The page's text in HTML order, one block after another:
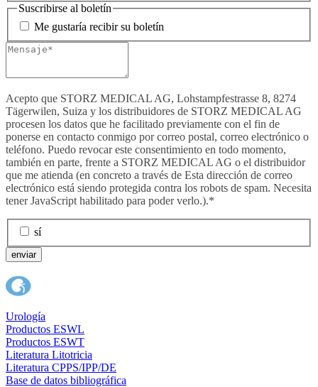
Suscribirse al boletín
Me gustaría recibir su boletín
Acepto que STORZ MEDICAL AG, Lohstampfestrasse 8, 8274
Tägerwilen, Suiza y los distribuidores de STORZ MEDICAL AG
procesen los datos que he facilitado previamente con el fin de
ponerse en contacto conmigo por correo postal, correo electrónico o
teléfono. Puedo revocar este consentimiento en todo momento,
también en parte, frente a STORZ MEDICAL AG o el distribuidor
que me atienda (en concreto a través de Esta dirección de correo
electrónico está siendo protegida contra los robots de spam. Necesita
tener JavaScript habilitado para poder verlo.).*
sí
enviar
Urología
Productos ESWL
Productos ESWT
Literatura Litotricia
Literatura CPPS/IPP/DE
Base de datos bibliográfica